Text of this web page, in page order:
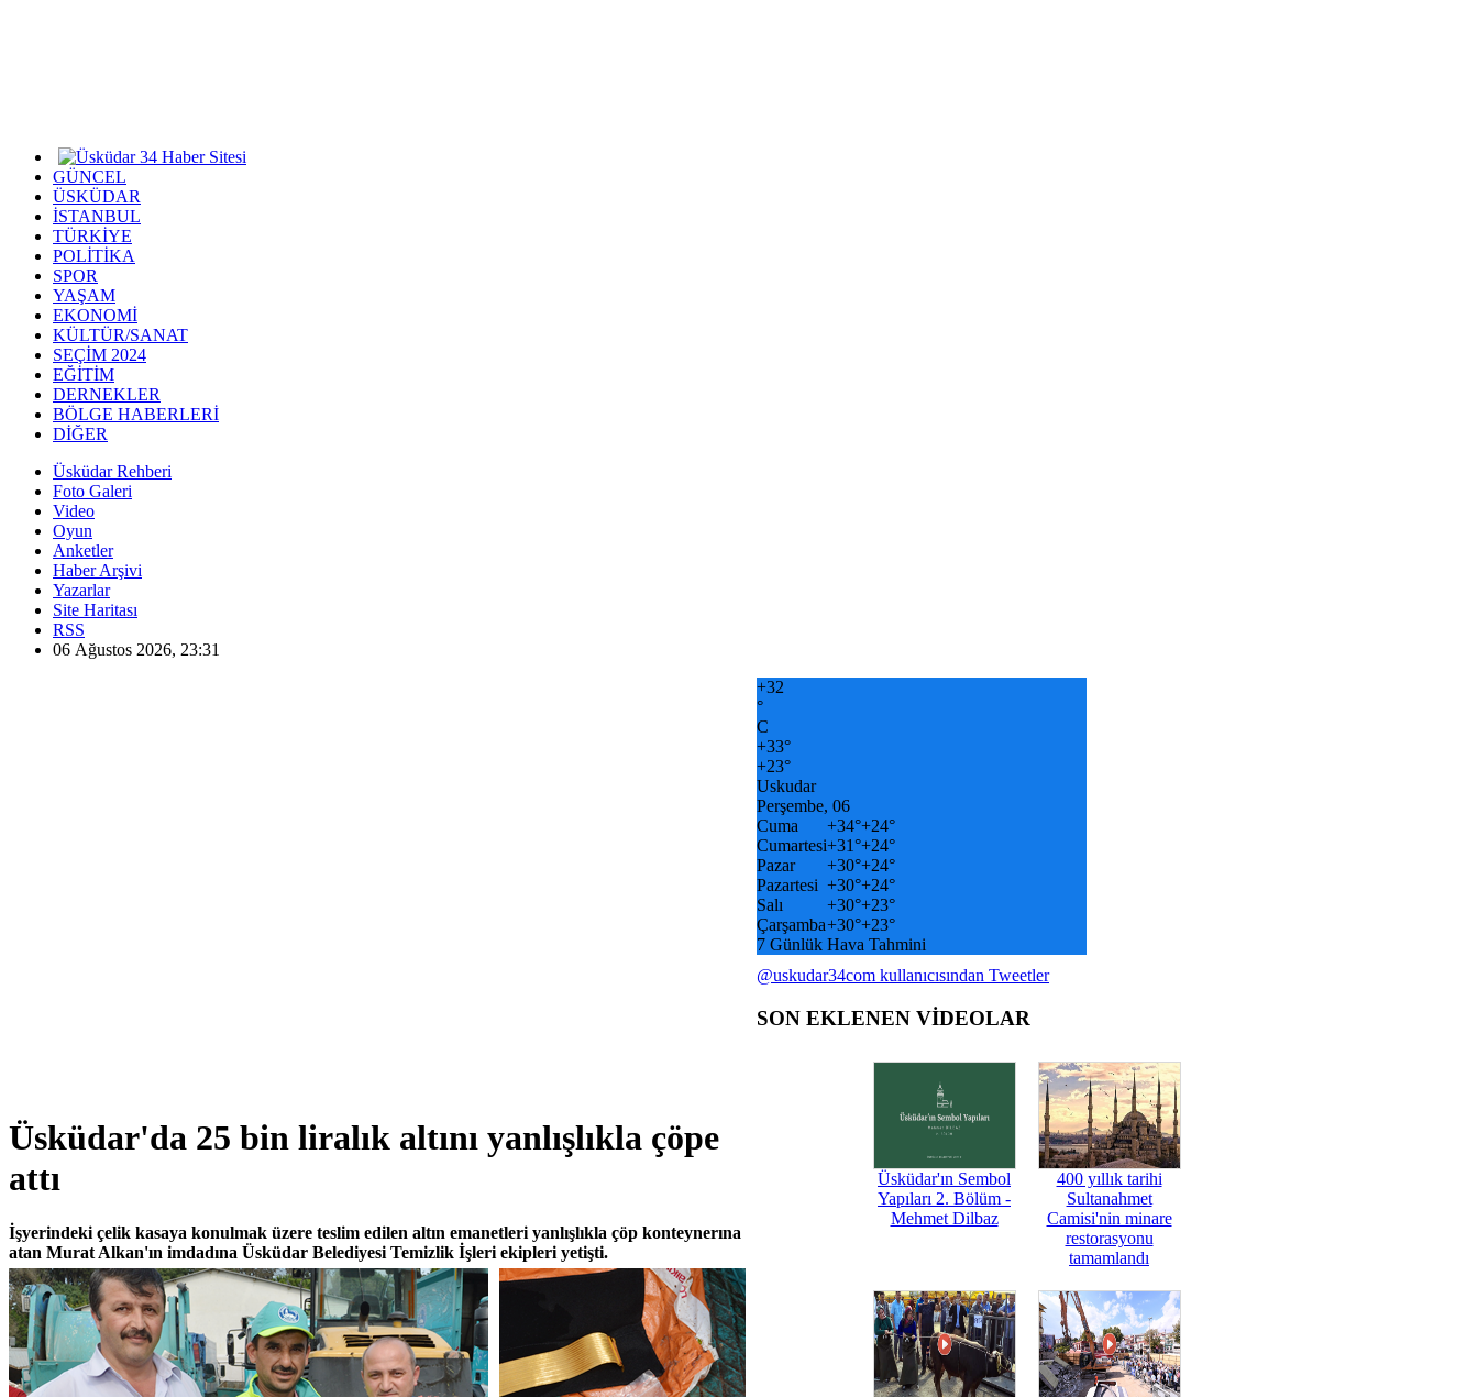
GÜNCEL
ÜSKÜDAR
İSTANBUL
TÜRKİYE
POLİTİKA
SPOR
YAŞAM
EKONOMİ
KÜLTÜR/SANAT
SEÇİM 2024
EĞİTİM
DERNEKLER
BÖLGE HABERLERİ
DİĞER
Üsküdar Rehberi
Foto Galeri
Video
Oyun
Anketler
Haber Arşivi
Yazarlar
Site Haritası
RSS
06 Ağustos 2026, 23:31
Üsküdar'da 25 bin liralık altını yanlışlıkla çöpe
attı
İşyerindeki çelik kasaya konulmak üzere teslim edilen altın emanetleri yanlışlıkla çöp konteynerına
atan Murat Alkan'ın imdadına Üsküdar Belediyesi Temizlik İşleri ekipleri yetişti.
+32
°
C
+33°
+23°
Uskudar
Perşembe, 06
Cuma
+34°+24°
Cumartesi+31°+24°
Pazar
+30°+24°
Pazartesi +30°+24°
Salı
+30°+23°
Çarşamba+30°+23°
7 Günlük Hava Tahmini
@uskudar34com kullanıcısından Tweetler
SON EKLENEN VİDEOLAR
Üsküdar'ın Sembol
Yapıları 2. Bölüm -
Mehmet Dilbaz
400 yıllık tarihi
Sultanahmet
Camisi'nin minare
restorasyonu
tamamlandı